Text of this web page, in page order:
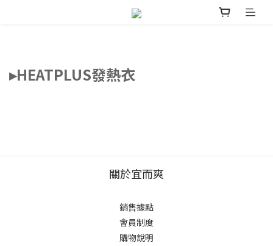
▸HEATPLUS發熱衣
關於宜而爽
銷售據點
會員制度
購物說明